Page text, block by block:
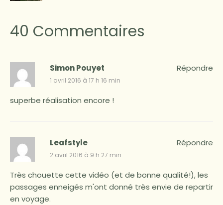
40 Commentaires
Simon Pouyet
1 avril 2016 à 17 h 16 min
superbe réalisation encore !
Répondre
Leafstyle
2 avril 2016 à 9 h 27 min
Très chouette cette vidéo (et de bonne qualité!), les
passages enneigés m'ont donné très envie de repartir
en voyage.
Répondre